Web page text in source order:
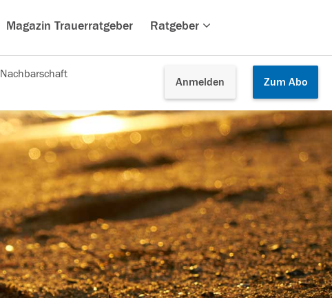
Magazin Trauerratgeber Ratgeber
Anmelden Zum Abo
Nachbarschaft